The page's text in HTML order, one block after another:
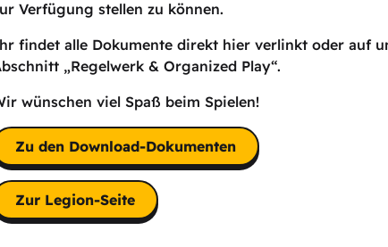
Verfügung stellen zu können.
findet alle Dokumente direkt hier verlinkt oder auf
„Regelwerk & Organized Play“.
wünschen viel Spaß beim Spielen!
Zu den Download-Dokumenten
Zur Legion-Seite